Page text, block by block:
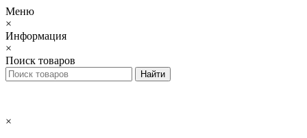
Меню
×
Информация
×
Поиск товаров
×